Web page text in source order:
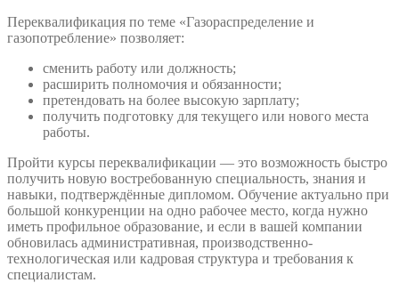
Переквалификация по теме «Газораспределение и
газопотребление» позволяет:
сменить работу или должность;
расширить полномочия и обязанности;
претендовать на более высокую зарплату;
получить подготовку для текущего или нового места
работы.
Пройти курсы переквалификации — это возможность быстро
получить новую востребованную специальность, знания и
навыки, подтверждённые дипломом. Обучение актуально при
большой конкуренции на одно рабочее место, когда нужно
иметь профильное образование, и если в вашей компании
обновилась административная, производственно-
технологическая или кадровая структура и требования к
специалистам.